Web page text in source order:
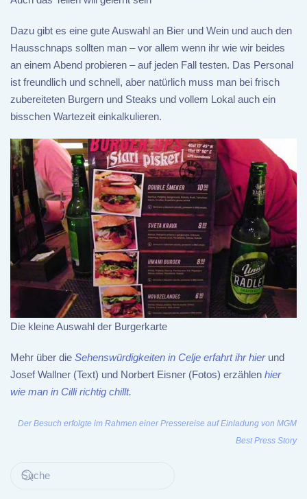
Dazu gibt es eine gute Auswahl an Bier und Wein und auch den
Hausschnaps sollten man – vor allem wenn ihr wie wir beides
an einem Abend probieren – auf jeden Fall testen. Das Personal
ist freundlich und schnell, aber natürlich muss man bei frisch
zubereiteten Burgern und Steaks und vollem Lokal auch ein
bisschen Wartezeit einkalkulieren.
Die kleine Auswahl der Burgerkarte
Mehr über die Sehenswürdigkeiten in Celje erfahrt ihr hierund
Josef Wallner (Text) und Norbert Eisner (Fotos) erzählen hier
wie man in Cilli richtig chillt.
Der Besuch erfolgte im Rahmen einer Pressereise auf Einladung von MGM
Best Press Story